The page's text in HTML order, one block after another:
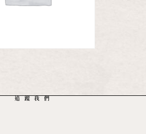
追蹤我們